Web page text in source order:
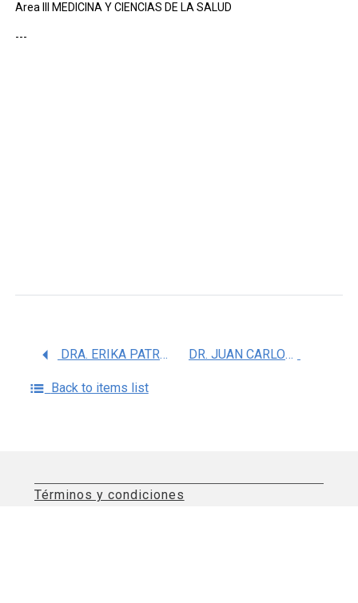
Area III MEDICINA Y CIENCIAS DE LA SALUD
---
DRA. ERIKA PATRICIA RENDON HUERTA DR. JUAN CARLOS ZENTENO RUIZ
Back to items list
Términos y condiciones